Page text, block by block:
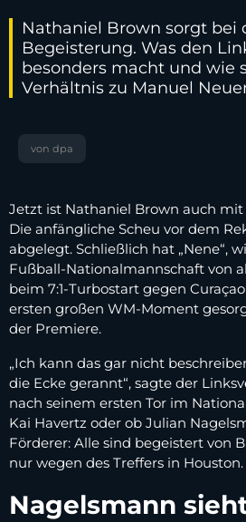
Nathaniel Brown sorgt bei
Begeisterung. Was den
besonders macht und wie
Verhältnis zu Manuel
von dpa
Jetzt ist Nathaniel Brown auch
Die anfängliche Scheu vor dem
abgelegt. Schließlich hat „Nene“,
Fußball-Nationalmannschaft von
beim 7:1-Turbostart gegen
ersten großen WM-Moment
der Premiere.
„Ich kann das gar nicht
die Ecke gerannt“, sagte der
nach seinem ersten Tor im
Kai Havertz oder ob Julian
Förderer: Alle sind begeistert von
nur wegen des Treffers in Houston.
Nagelsmann